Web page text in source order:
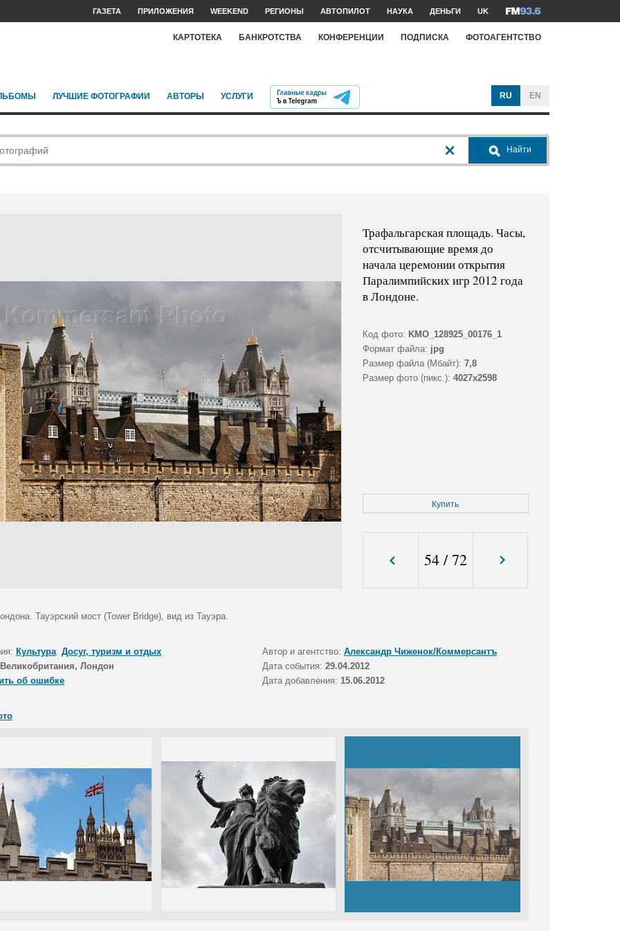
ГАЗЕТА ПРИЛОЖЕНИЯ WEEKEND РЕГИОНЫ АВТОПИЛОТ НАУКА ДЕНЬГИ UK
КАРТОТЕКА БАНКРОТСТВА КОНФЕРЕНЦИИ ПОДПИСКА ФОТОАГЕНТСТВО
ЛУЧШИЕ ФОТОГРАФИИ АВТОРЫ УСЛУГИ RU EN
Найти
Трафальгарская площадь. Часы,
отсчитывающие время до
начала церемонии открытия
Паралимпийских игр 2012 года
в Лондоне.
Код фото: KMO_128925_00176_1
Формат файла: jpg
Размер файла (Мбайт): 7,8
Размер фото (пикс.): 4027x2598
Купить
54/72
Тауэрский мост (Tower Bridge), вид из Тауэра.
Культура Досуг, туризм и отдых Автор и агентство: Александр Чиженок/Коммерсантъ
Великобритания, Лондон Дата события: 29.04.2012
об ошибке
Дата добавления: 15.06.2012